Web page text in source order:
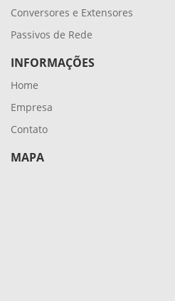
Conversores e Extensores
Passivos de Rede
INFORMAÇÕES
Home
Empresa
Contato
MAPA